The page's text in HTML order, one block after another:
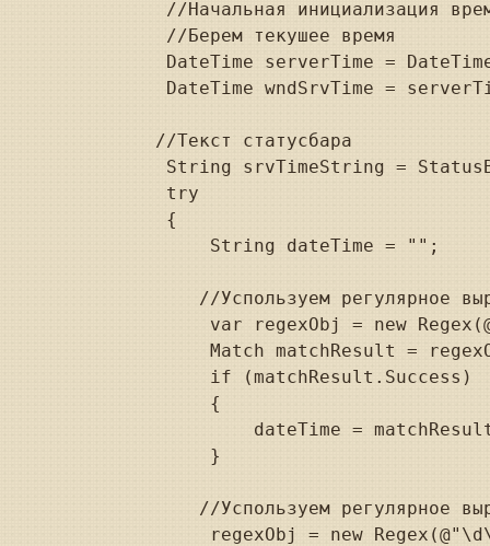
//Начальная инициализация
        //Берем текушее время
DateTime serverTime =
DateTime wndSrvTime =
       //Текст статусбара
String srvTimeString =
        try
        {
            String dateTime = "";
//Успользуем регулярное
var regexObj = new
Match matchResult =
            if (matchResult.Success)
            {
dateTime =
            }
//Успользуем регулярное
regexObj = new